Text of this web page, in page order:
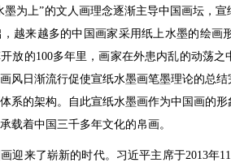
墨为上”的文人画理念逐渐主导中国画坛，
越来越多的中国画家采用纸上水墨的绘
放的100多年里，画家在外患内乱的动荡
风日渐流行促使宣纸水墨画笔墨理论的总
系的架构。自此宣纸水墨画作为中国画的
载着中国三千多年文化的帛画。
迎来了崭新的时代。习近平主席于2013年